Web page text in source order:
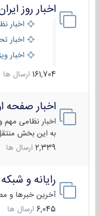
اخبار روز
اخبار
اخبار
اخبار ویژه
161,704 ارسال ها
اخبار صفحه
اخبار نظامی مهم و
به این بخش
2,339 ارسال ها
رایانه و شبکه
آخرین خبرها و
6,045 ارسال ها